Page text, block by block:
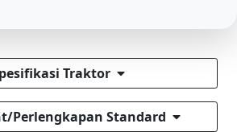
Traktor
Perlengkapan Standard